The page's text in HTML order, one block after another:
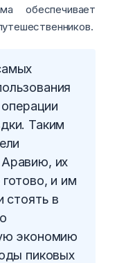
обеспечивает
Таким
их
и им
стоять в
экономию
пиковых